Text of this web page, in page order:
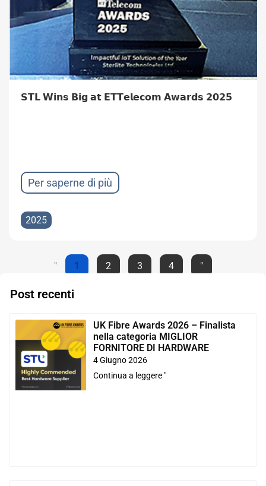
𝗦𝗧𝗟 𝗪𝗶𝗻𝘀 𝗕𝗶𝗴 𝗮𝘁 𝗘𝗧𝗧𝗲𝗹𝗲𝗰𝗼𝗺 𝗔𝘄𝗮𝗿𝗱𝘀 𝟮𝟬𝟮𝟱
Per saperne di più
2025
" 1 2 3 4 "
Post recenti
UK Fibre Awards 2026 – Finalista
nella categoria MIGLIOR
FORNITORE DI HARDWARE
4 Giugno 2026
Continua a leggere "